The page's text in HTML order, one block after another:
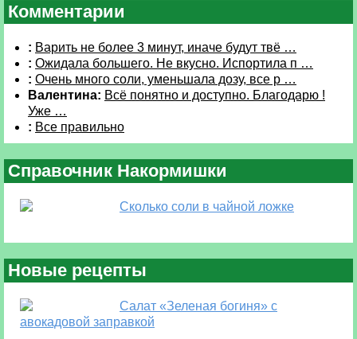
Комментарии
: Варить не более 3 минут, иначе будут твё …
: Ожидала большего. Не вкусно. Испортила п …
: Очень много соли, уменьшала дозу, все р …
Валентина: Всё понятно и доступно. Благодарю !
Уже …
: Все правильно
Справочник Накормишки
Сколько соли в чайной ложке
Новые рецепты
Салат «Зеленая богиня» с
авокадовой заправкой